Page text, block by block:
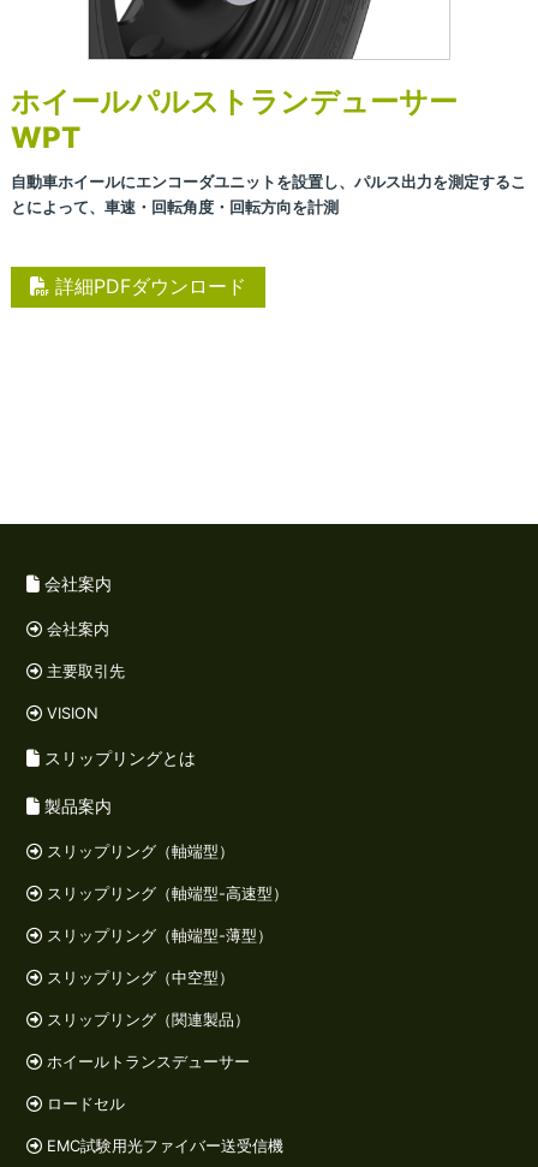
ホイールパルストランデューサー
WPT
自動車ホイールにエンコーダユニットを設置し、 パルス出力を測定するこ
とによって、車速・回転角度・ 回転方向を計測
詳細PDFダウンロード
会社案内
会社案内
主要取引先
VISION
スリップリングとは
製品案内
スリップリング（軸端型）
スリップリング（軸端型-高速型）
スリップリング（軸端型-薄型）
スリップリング（中空型）
スリップリング（関連製品）
ホイールトランスデューサー
ロードセル
EMC試験用光ファイバー送受信機